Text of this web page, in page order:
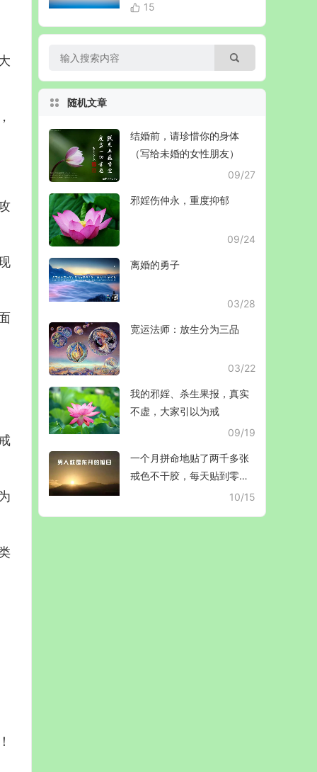
15
随机文章
结婚前，请珍惜你的身体
（写给未婚的女性朋友）
09/27
邪婬伤仲永，重度抑郁
09/24
离婚的勇子
03/28
宽运法师：放生分为三品
03/22
我的邪婬、杀生果报，真实
不虚，大家引以为戒
09/19
一个月拼命地贴了两千多张
戒色不干胶，每天贴到零晨
10/15